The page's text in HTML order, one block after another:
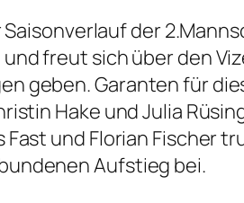
der
freut sich über den
geben. Garanten für
Hake und Julia
und Florian Fischer
Aufstieg bei.